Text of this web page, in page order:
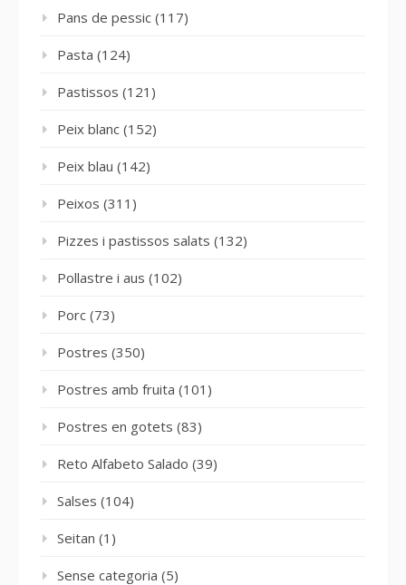
Pans de pessic (117)
Pasta (124)
Pastissos (121)
Peix blanc (152)
Peix blau (142)
Peixos (311)
Pizzes i pastissos salats (132)
Pollastre i aus (102)
Porc (73)
Postres (350)
Postres amb fruita (101)
Postres en gotets (83)
Reto Alfabeto Salado (39)
Salses (104)
Seitan (1)
Sense categoria (5)